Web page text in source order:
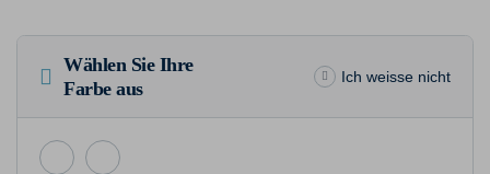
Wählen Sie Ihre
Farbe aus
Ich weisse nicht